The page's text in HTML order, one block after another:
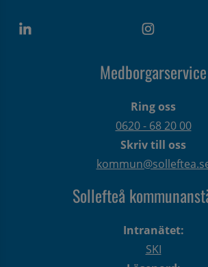
Medborgarservice
Ring oss
0620 - 68 20 00
Skriv till oss
Sollefteå
Intranätet:
SKI